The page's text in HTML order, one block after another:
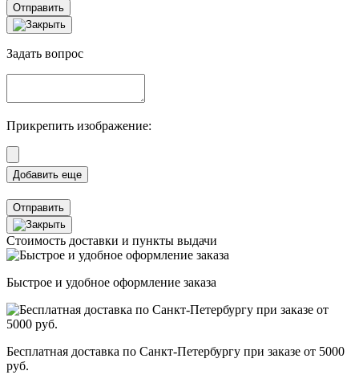
Отправить
Задать вопрос
Прикрепить изображение:
Отправить
Стоимость доставки и пункты выдачи
Быстрое и удобное оформление заказа
Бесплатная доставка по Санкт-Петербургу при заказе от 5000
руб.